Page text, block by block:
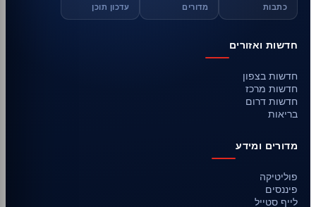
כתבות מדורים עדכון תוכן
חדשות ואזורים
חדשות בצפון
חדשות מרכז
חדשות דרום
בריאות
מדורים ומידע
פוליטיקה
פיננסים
לייף סטייל